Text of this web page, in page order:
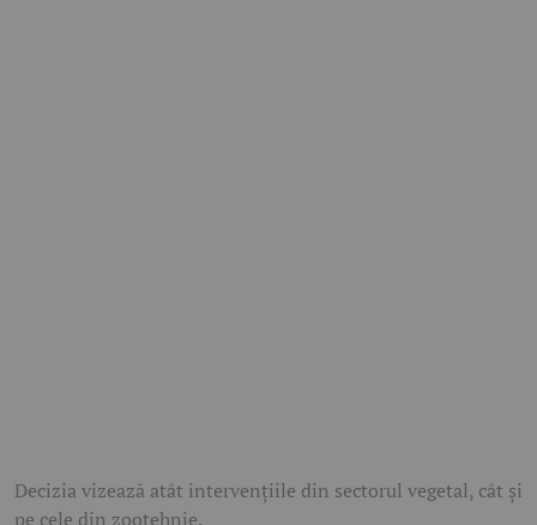
Decizia vizează atât intervențiile din sectorul vegetal, cât și
pe cele din zootehnie.